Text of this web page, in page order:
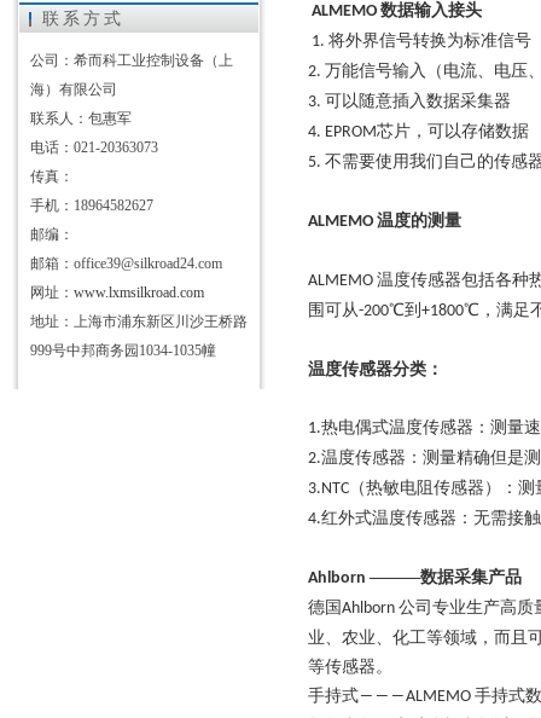
联系方式
公司：希而科工业控制设备（上
海）有限公司
联系人：包惠军
电话：021-20363073
传真：
手机：18964582627
邮编：
邮箱：office39@silkroad24.com
网址： www.lxmsilkroad.com
地址：上海市浦东新区川沙王桥路
999号中邦商务园1034-1035幢
ALMEMO数据输入接头
1. 将外界信号转换为标准信号
2. 万能信号输入（电流、电压
3. 可以随意插入数据采集器
4. EPROM芯片，可以存储数据
5. 不需要使用我们自己的传感
ALMEMO温度的测量
ALMEMO 温度传感器包括各种
围可从-200℃到 +1800℃，满足
温度传感器分类：
1.热电偶式温度传感器：测量
2.温度传感器：测量精确但是
3.NTC （热敏电阻传感器）：
4.红外式温度传感器：无需接
Ahlborn ―――数据采集产品
德国 Ahlborn 公司专业生产高
业、农业、化工等领域，而且
等传感器。
手持式―――ALMEMO 手持式